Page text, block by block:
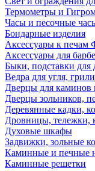
Термометры и
Часы и песочные
Бондарные изделия
Аксессуары к печам
Аксессуары для
Быки, подставки для
Ведра для угля, грили
Дверцы для каминов
Дверцы зольников,
Деревянные кадки,
Дровницы, тележки,
Духовые шкафы
Задвижки, зольные
Каминные и печные
Каминные решетки